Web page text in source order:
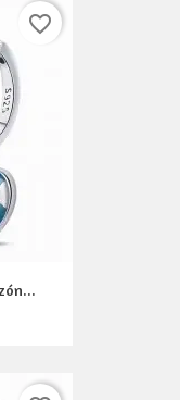
favorite_border